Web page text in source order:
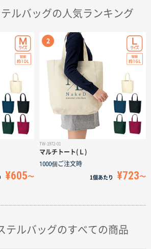
ルバッグの人気ランキング
¥605
TW-1972-01
マルチトート(Ｌ)
1000個 ご注文時
1個 あたり ¥723
テルバッグのすべての商品